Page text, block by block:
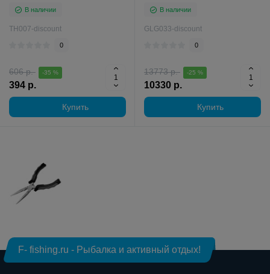
В наличии
TH007-discount
0
606 р. -35 %
394 р.
Купить
В наличии
GLG033-discount
0
13773 р. -25 %
10330 р.
Купить
F- fishing.ru - Рыбалка и активный отдых!